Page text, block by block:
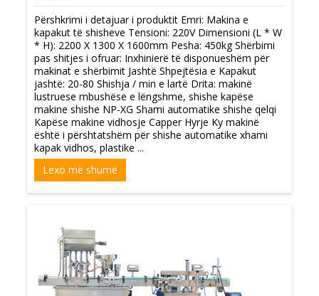
Përshkrimi i detajuar i produktit Emri: Makina e
kapakut të shisheve Tensioni: 220V Dimensioni (L * W
* H): 2200 X 1300 X 1600mm Pesha: 450kg Shërbimi
pas shitjes i ofruar: Inxhinierë të disponueshëm për
makinat e shërbimit Jashtë Shpejtësia e Kapakut
jashtë: 20-80 Shishja / min e lartë Drita: makinë
lustruese mbushëse e lëngshme, shishe kapëse
makine shishe NP-XG Shami automatike shishe qelqi
Kapëse makine vidhosje Capper Hyrje Ky makinë
është i përshtatshëm për shishe automatike xhami
kapak vidhos, plastike ...
Lexo më shumë